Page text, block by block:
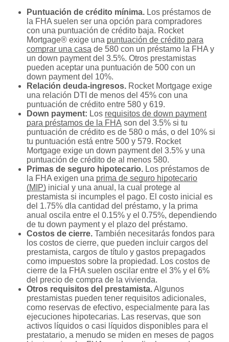
Puntuación de crédito mínima. Los préstamos de
la FHA suelen ser una opción para compradores
con una puntuación de crédito baja. Rocket
Mortgage® exige una puntuación de crédito para
comprar una casa de 580 con un préstamo la FHA y
un down payment del 3.5%. Otros prestamistas
pueden aceptar una puntuación de 500 con un
down payment del 10%.
Relación deuda-ingresos. Rocket Mortgage exige
una relación DTI de menos del 45% con una
puntuación de crédito entre 580 y 619.
Down payment: Los requisitos de down payment
para préstamos de la FHA son del 3.5% si tu
puntuación de crédito es de 580 o más, o del 10% si
tu puntuación está entre 500 y 579. Rocket
Mortgage exige un down payment del 3.5% y una
puntuación de crédito de al menos 580.
Primas de seguro hipotecario. Los préstamos de
la FHA exigen una prima de seguro hipotecario
(MIP) inicial y una anual, la cual protege al
prestamista si incumples el pago. El costo inicial es
del 1.75% dla cantidad del préstamo, y la prima
anual oscila entre el 0.15% y el 0.75%, dependiendo
de tu down payment y el plazo del préstamo.
Costos de cierre. También necesitarás fondos para
los costos de cierre, que pueden incluir cargos del
prestamista, cargos de título y gastos prepagados
como impuestos sobre la propiedad. Los costos de
cierre de la FHA suelen oscilar entre el 3% y el 6%
del precio de compra de la vivienda.
Otros requisitos del prestamista.Algunos
prestamistas pueden tener requisitos adicionales,
como reservas de efectivo, especialmente para las
ejecuciones hipotecarias. Las reservas, que son
activos líquidos o casi líquidos disponibles para el
prestatario, a menudo se miden en meses de pagos